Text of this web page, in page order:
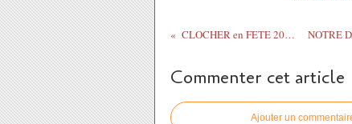
CLOCHER en FETE 2024 en photos
Commenter cet article
Ajouter un